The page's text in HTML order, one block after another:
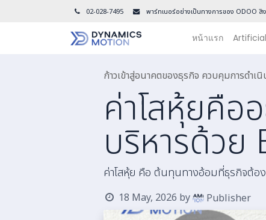
02-028-7495 พาร์ทเนอร์อย่างเป็นทางการของ ODOO สิ
หน้าแรก
ก้าวเข้าสู่อนาคตของธุรกิจ ควบคุมการดำ
ค่าโสหุ้ยคือ
บริหารด้วย
ค่าโสหุ้ย คือ ต้นทุนทางอ้อมที่ธุรกิจต้อง
18 May, 2026 by Publisher